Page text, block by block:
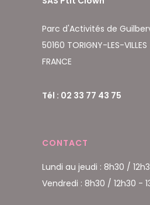
Parc d'Activités de
50160 TORIGNY-LES-VILLES
FRANCE
Tél : 02 33 77 43 75
CONTACT
Lundi au jeudi : 8h30 /
Vendredi : 8h30 / 12h30 -